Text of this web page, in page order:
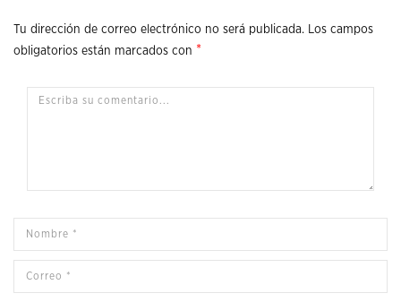
Tu dirección de correo electrónico no será publicada.
Los campos
obligatorios están marcados con *